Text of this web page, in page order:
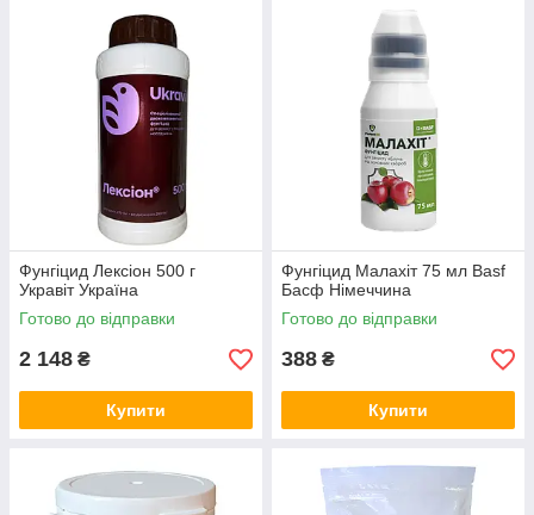
Фунгіцид Лексіон 500 г
Укравіт Україна
Готово до відправки
2 148 ₴
Купити
Фунгіцид Малахіт 75 мл Basf
Басф Німеччина
Готово до відправки
388 ₴
Купити